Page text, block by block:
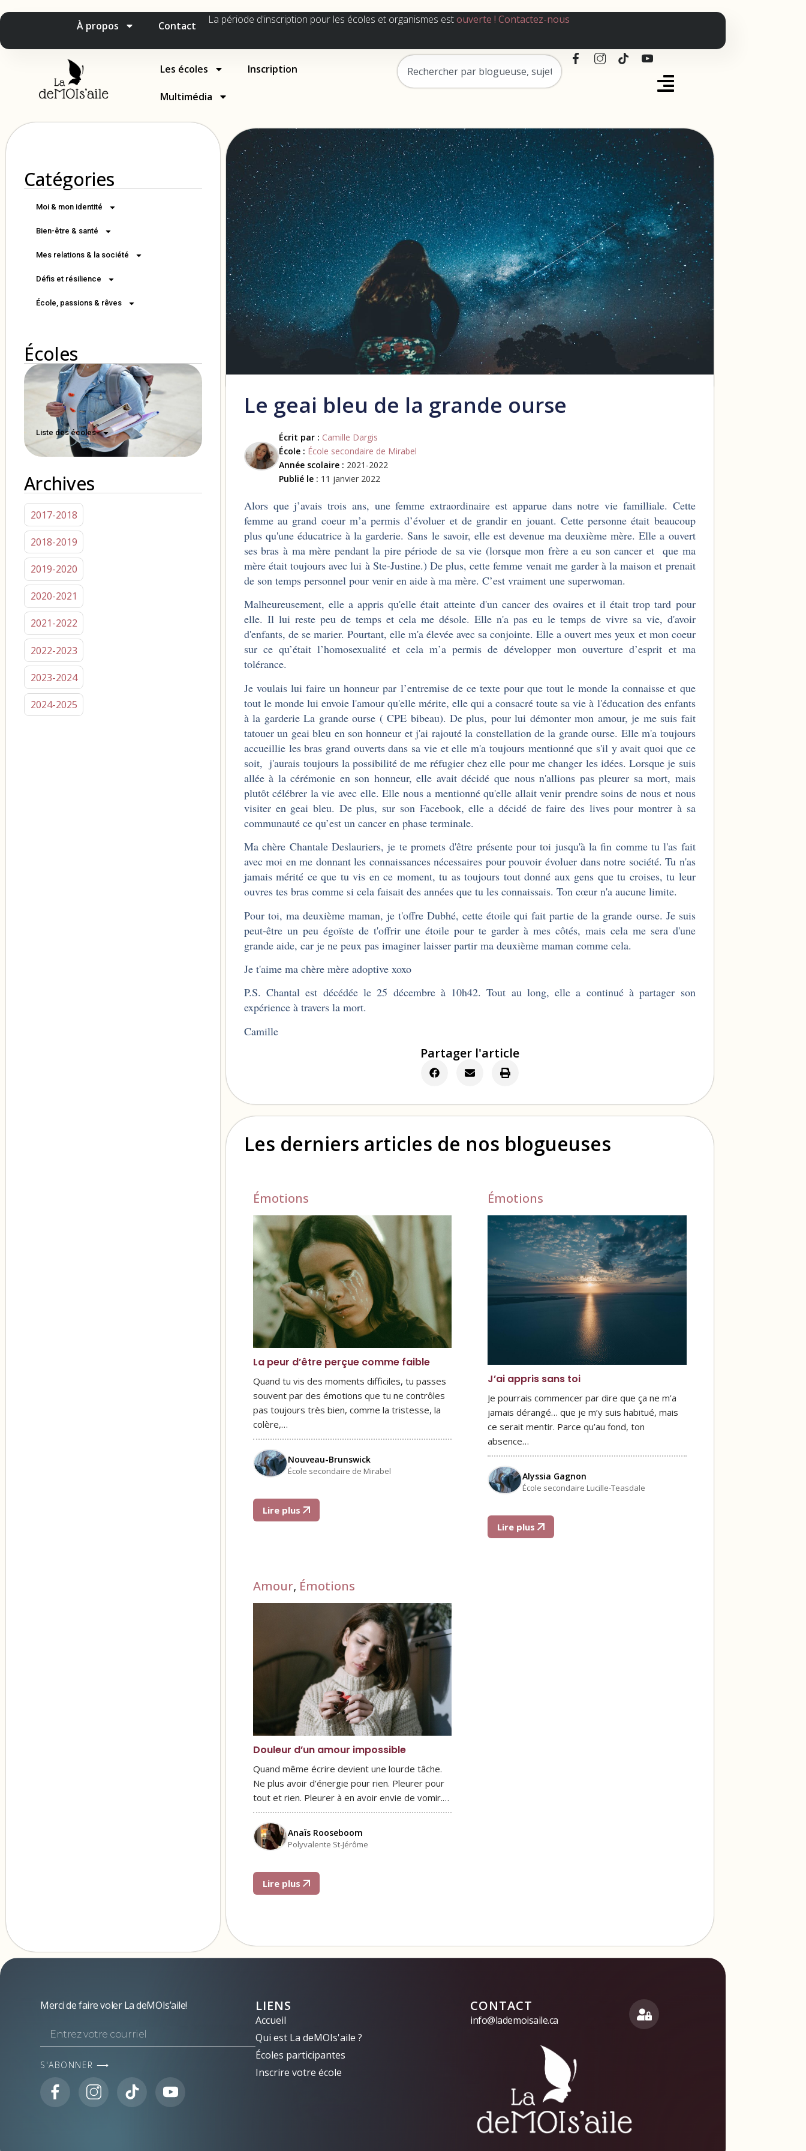
À propos Contact La période d'inscription pour les écoles et organismes estouverte ! Contactez-nous
Les écoles Inscription
Multimédia
Catégories
Moi & mon identité
Bien-être & santé
Mes relations & la société
Défis et résilience
École, passions & rêves
Écoles
Liste des écoles
Archives
2017-2018
2018-2019
2019-2020
2020-2021
2021-2022
2022-2023
2023-2024
2024-2025
Le geai bleu de la grande ourse
Écrit par : Camille Dargis
École : École secondaire de Mirabel
Année scolaire : 2021-2022
Publié le : 11 janvier 2022
Alors que j’avais trois ans, une femme extraordinaire est apparue dans notre vie familliale. Cette
femme au grand coeur m’a permis d’évoluer et de grandir en jouant. Cette personne était beaucoup
plus qu'une éducatrice à la garderie. Sans le savoir, elle est devenue ma deuxième mère. Elle a ouvert
ses bras à ma mère pendant la pire période de sa vie (lorsque mon frère a eu son cancer et que ma
mère était toujours avec lui à Ste-Justine.) De plus, cette femme venait me garder à la maison et prenait
de son temps personnel pour venir en aide à ma mère. C’est vraiment une superwoman.
Malheureusement, elle a appris qu'elle était atteinte d'un cancer des ovaires et il était trop tard pour
elle. Il lui reste peu de temps et cela me désole. Elle n'a pas eu le temps de vivre sa vie, d'avoir
d'enfants, de se marier. Pourtant, elle m'a élevée avec sa conjointe. Elle a ouvert mes yeux et mon coeur
sur ce qu’était l’homosexualité et cela m’a permis de développer mon ouverture d’esprit et ma
tolérance.
Je voulais lui faire un honneur par l’entremise de ce texte pour que tout le monde la connaisse et que
tout le monde lui envoie l'amour qu'elle mérite, elle qui a consacré toute sa vie à l'éducation des enfants
à la garderie La grande ourse ( CPE bibeau). De plus, pour lui démonter mon amour, je me suis fait
tatouer un geai bleu en son honneur et j'ai rajouté la constellation de la grande ourse. Elle m'a toujours
accueillie les bras grand ouverts dans sa vie et elle m'a toujours mentionné que s'il y avait quoi que ce
soit, j'aurais toujours la possibilité de me réfugier chez elle pour me changer les idées. Lorsque je suis
allée à la cérémonie en son honneur, elle avait décidé que nous n'allions pas pleurer sa mort, mais
plutôt célébrer la vie avec elle. Elle nous a mentionné qu'elle allait venir prendre soins de nous et nous
visiter en geai bleu. De plus, sur son Facebook, elle a décidé de faire des lives pour montrer à sa
communauté ce qu’est un cancer en phase terminale.
Ma chère Chantale Deslauriers, je te promets d'être présente pour toi jusqu'à la fin comme tu l'as fait
avec moi en me donnant les connaissances nécessaires pour pouvoir évoluer dans notre société. Tu n'as
jamais mérité ce que tu vis en ce moment, tu as toujours tout donné aux gens que tu croises, tu leur
ouvres tes bras comme si cela faisait des années que tu les connaissais. Ton cœur n'a aucune limite.
Pour toi, ma deuxième maman, je t'offre Dubhé, cette étoile qui fait partie de la grande ourse. Je suis
peut-être un peu égoïste de t'offrir une étoile pour te garder à mes côtés, mais cela me sera d'une
grande aide, car je ne peux pas imaginer laisser partir ma deuxième maman comme cela.
Je t'aime ma chère mère adoptive xoxo
P.S. Chantal est décédée le 25 décembre à 10h42. Tout au long, elle a continué à partager son
expérience à travers la mort.
Camille
Partager l'article
Les derniers articles de nos blogueuses
Émotions
La peur d’être perçue comme faible
Quand tu vis des moments difficiles, tu passes
souvent par des émotions que tu ne contrôles
pas toujours très bien, comme la tristesse, la
colère,…
Nouveau-Brunswick
École secondaire de Mirabel
Lire plus
Émotions
J’ai appris sans toi
Je pourrais commencer par dire que ça ne m’a
jamais dérangé… que je m’y suis habitué, mais
ce serait mentir. Parce qu’au fond, ton
absence…
Alyssia Gagnon
École secondaire Lucille-Teasdale
Lire plus
Amour, Émotions
Douleur d’un amour impossible
Quand même écrire devient une lourde tâche.
Ne plus avoir d’énergie pour rien. Pleurer pour
tout et rien. Pleurer à en avoir envie de vomir.…
Anaïs Rooseboom
Polyvalente St-Jérôme
Lire plus
Merci de faire voler La deMOIs’aile!
S'ABONNER ⟶
LIENS
Accueil
Qui est La deMOIs'aile ?
Écoles participantes
Inscrire votre école
CONTACT
info@lademoisaile.ca